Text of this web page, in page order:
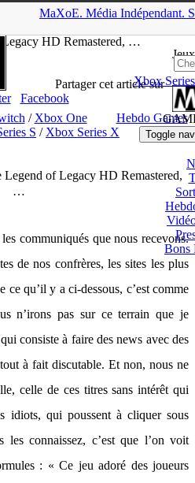
MaXoE. Média Indépendant.
Jeux
Xbox
Toggle
Bons
Legacy HD Remastered, …
Partager cet article sur
Facebook
/ Xbox One
Hebdo Games
S / Xbox Series X
Legend of Legacy HD Remastered,
…
communiqués que nous recevons.
de nos confrères, les sites les plus
ce qu’il y a ci-dessous, c’est comme
n’irons pas sur ce terrain que je
consiste à faire des news avec des
à fait discutable. Et non, nous ne
celle de ces titres sans intérêt qui
idiots, qui poussent à cliquer sous
les connaissez, c’est que l’on voit
: « Ce jeu adoré des joueurs